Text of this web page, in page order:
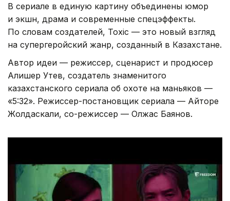
В сериале в единую картину объединены юмор
и экшн, драма и современные спецэффекты.
По словам создателей, Toxic — это новый взгляд
на супергеройский жанр, созданный в Казахстане.
Автор идеи — режиссер, сценарист и продюсер
Алишер Утев, создатель знаменитого
казахстанского сериала об охоте на маньяков —
«5:32». Режиссер-постановщик сериала — Айторе
Жолдаскали, со-режиссер — Олжас Баянов.